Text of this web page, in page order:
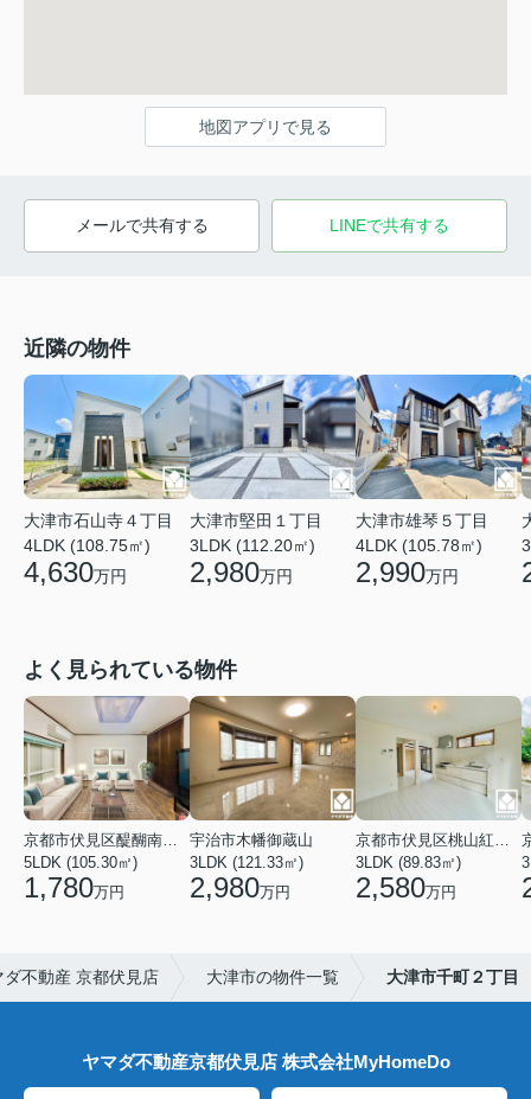
地図アプリで見る
メールで共有する LINEで共有する
近隣の物件
大津市石山寺４丁目
4LDK (108.75㎡)
4,630万円
大津市堅田１丁目
3LDK (112.20㎡)
2,980万円
大津市雄琴５丁目
4LDK (105.78㎡)
2,990万円
よく見られている物件
京都市伏見区醍醐南端山町
5LDK (105.30㎡)
1,780万円
宇治市木幡御蔵山
3LDK (121.33㎡)
2,980万円
京都市伏見区桃山紅雪町
3LDK (89.83㎡)
2,580万円
不動産 京都伏見店 大津市の物件一覧 大津市千町２丁目
ヤマダ不動産京都伏見店 株式会社MyHomeDo